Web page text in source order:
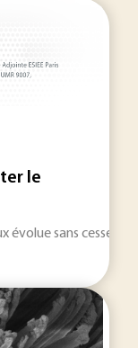
le
évolue sans cesse